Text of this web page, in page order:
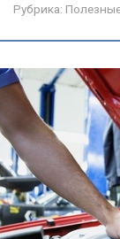
Рубрика: